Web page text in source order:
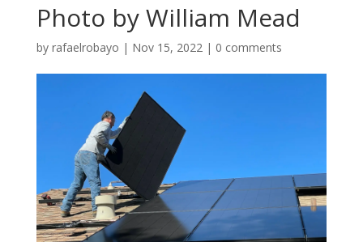
Photo by William Mead
by rafaelrobayo | Nov 15, 2022| 0 comments